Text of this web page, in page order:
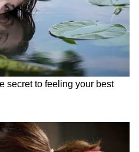
ও ব্যক্তিত্বের
রাশিতে গোচর করবে
চলনে পরিবর্তন
বক্রী হবে শনি।
লাভ হবে কোন